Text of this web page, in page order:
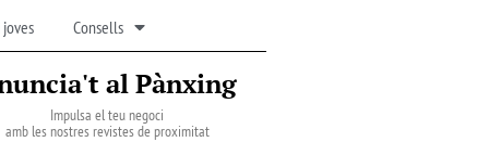
Consells
al Pànxing
Impulsa el teu negoci
amb les nostres revistes de proximitat